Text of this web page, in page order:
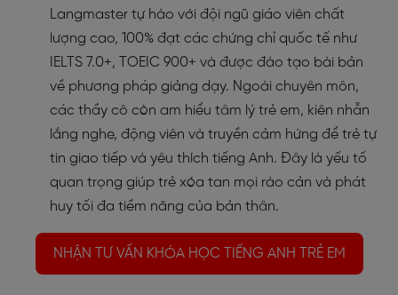
Langmaster tự hào với đội ngũ giáo viên chất
lượng cao, 100% đạt các chứng chỉ quốc tế như
IELTS 7.0+, TOEIC 900+ và được đào tạo bài bản
về phương pháp giảng dạy. Ngoài chuyên môn,
các thầy cô còn am hiểu tâm lý trẻ em, kiên nhẫn
lắng nghe, động viên và truyền cảm hứng để trẻ tự
tin giao tiếp và yêu thích tiếng Anh. Đây là yếu tố
quan trọng giúp trẻ xóa tan mọi rào cản và phát
huy tối đa tiềm năng của bản thân.
NHẬN TƯ VẤN KHÓA HỌC TIẾNG ANH TRẺ EM